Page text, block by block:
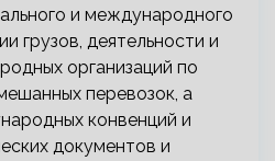
и международного
грузов, деятельности и
организаций по
перевозок, а
конвенций и
документов и